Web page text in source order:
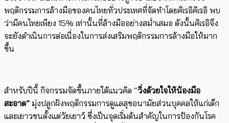
พฤติกรรมการล้างมือของคนไทยทั่วประเทศที่จัดทำโดยคิเรอิคิเรอิ พบ
ว่ามีคนไทยเพียง 15% เท่านั้นที่ล้างมืออย่างสม่ำเสมอ ดังนั้นคิเรอิจึง
จะยังดำเนินการต่อเนื่องในการส่งเสริมพฤติกรรมการล้างมือให้มาก
ขึ้น
สำหรับปีนี้ กิจกรรมจัดขึ้นภายใต้แนวคิด “วิ่งด้วยใจให้น้องมือ
สะอาด” มุ่งปลูกฝังพฤติกรรมการดูแลสุขอนามัยส่วนบุคคลให้แก่เด็ก
และเยาวชนตั้งแต่วัยเยาว์ ซึ่งเป็นจุดเริ่มต้นสำคัญในการป้องกันโรค